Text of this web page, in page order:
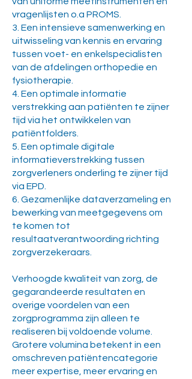
vragenlijsten o.a PROMS.
3. Een intensieve samenwerking en
uitwisseling van kennis en ervaring
tussen voet- en enkelspecialisten
van de afdelingen orthopedie en
fysiotherapie.
4. Een optimale informatie
verstrekking aan patiënten te zijner
tijd via het ontwikkelen van
patiëntfolders.
5. Een optimale digitale
informatieverstrekking tussen
zorgverleners onderling te zijner tijd
via EPD.
6. Gezamenlijke dataverzameling en
bewerking van meetgegevens om
te komen tot
resultaatverantwoording richting
zorgverzekeraars.
Verhoogde kwaliteit van zorg, de
gegarandeerde resultaten en
overige voordelen van een
zorgprogramma zijn alleen te
realiseren bij voldoende volume.
Grotere volumina betekent in een
omschreven patiëntencategorie
meer expertise, meer ervaring en